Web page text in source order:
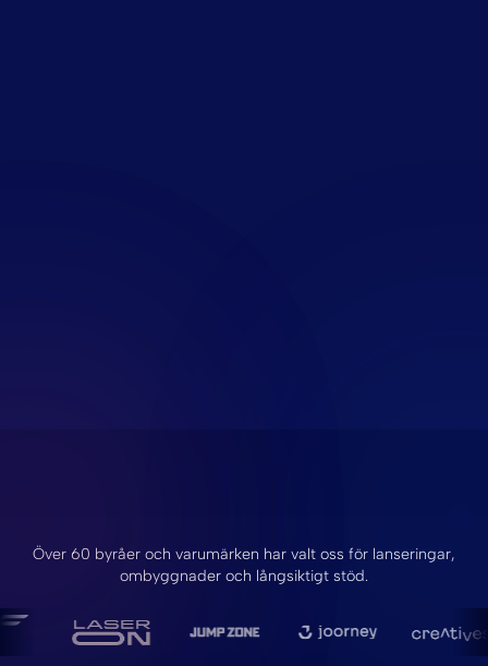
Över 60 byråer och varumärken har valt oss för lanseringar,
ombyggnader och långsiktigt stöd.